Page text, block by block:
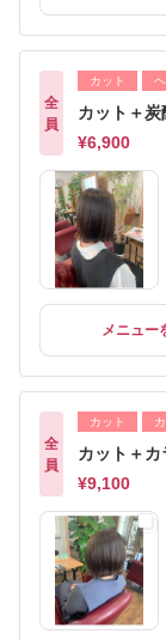
全
員
カット
カット＋
¥6,900
メニュー
全
員
カット
カット＋
¥9,100